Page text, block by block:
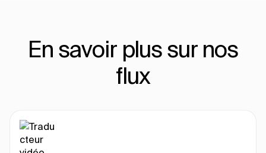
En savoir plus sur nos
flux